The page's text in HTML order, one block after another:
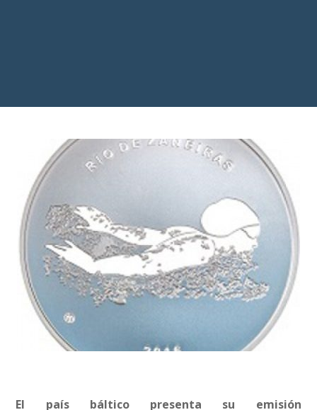
El país báltico presenta su emisión